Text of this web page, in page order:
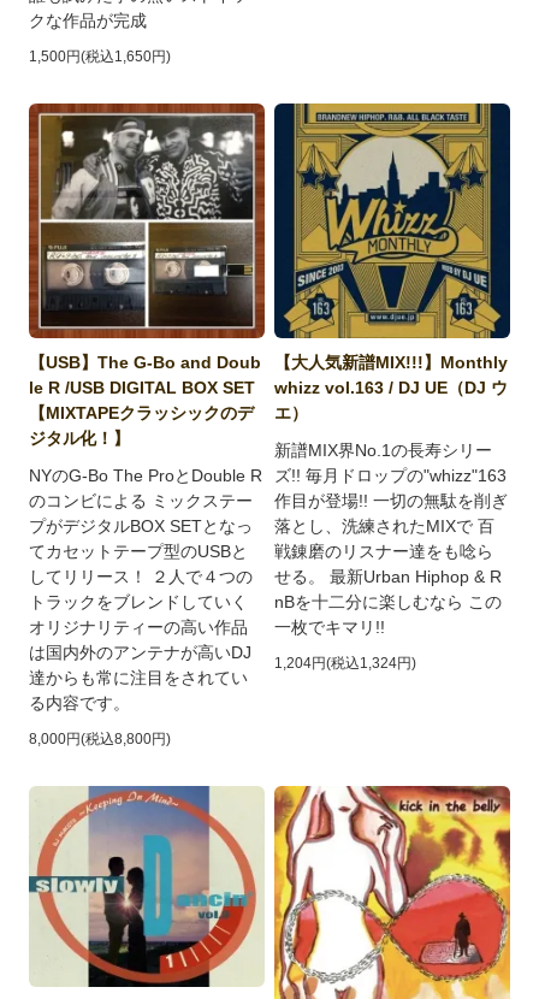
クな作品が完成
1,500円(税込1,650円)
【USB】The G-Bo and Doub
le R /USB DIGITAL BOX SET
【MIXTAPEクラッシックのデ
ジタル化！】
NYのG-Bo The ProとDouble R
のコンビによる ミックステー
プがデジタルBOX SETとなっ
てカセットテープ型のUSBと
してリリース！ ２人で４つの
トラックをブレンドしていく
オリジナリティーの高い作品
は国内外のアンテナが高いDJ
達からも常に注目をされてい
る内容です。
8,000円(税込8,800円)
【大人気新譜MIX!!!】Monthly
whizz vol.163 / DJ UE（DJ ウ
エ）
新譜MIX界No.1の長寿シリー
ズ!! 毎月ドロップの"whizz"163
作目が登場!! 一切の無駄を削ぎ
落とし、洗練されたMIXで 百
戦錬磨のリスナー達をも唸ら
せる。 最新Urban Hiphop & R
nBを十二分に楽しむなら この
一枚でキマリ!!
1,204円(税込1,324円)